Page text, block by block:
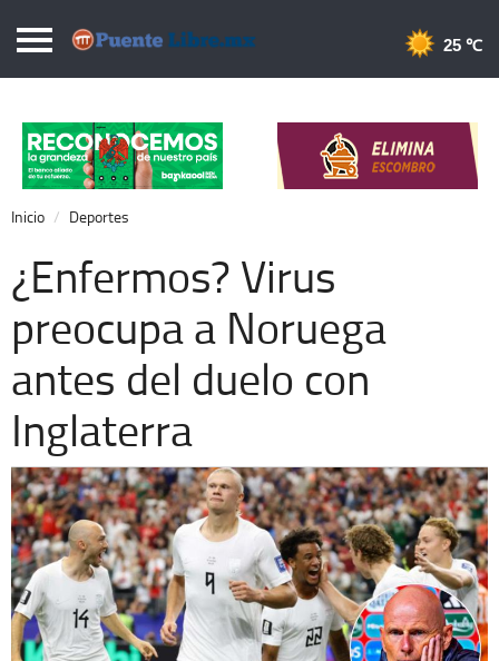
Puentelibre.mx
Local
Nacional
Opinión
Cronos
Economía
Espectáculos
Extra +
25 ℃
Inicio Deportes
¿Enfermos? Virus
preocupa a Noruega
antes del duelo con
Inglaterra